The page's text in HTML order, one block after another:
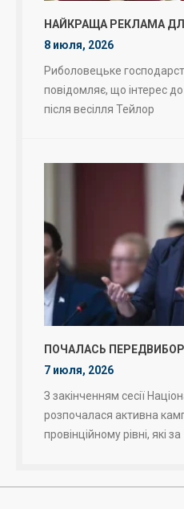
НАЙКРАЩА РЕКЛАМА
8 июля, 2026
Риболовецьке
повідомляє, що інтерес до
після весілля Тейлор
ПОЧАЛАСЬ
7 июля, 2026
З закінченням сесії
розпочалася активна
провінційному рівні, які за